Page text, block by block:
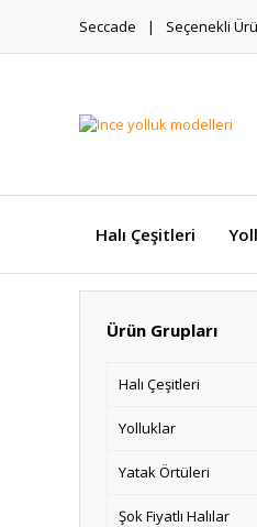
Seccade Seçenekli
Halı Çeşitleri
Ürün Grupları
Halı Çeşitleri
Yolluklar
Yatak Örtüleri
Şok Fiyatlı Halılar